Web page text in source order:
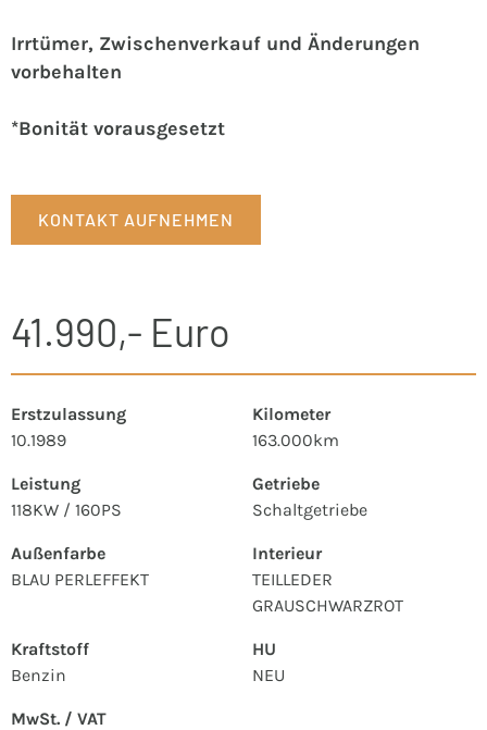
Irrtümer, Zwischenverkauf und Änderungen
vorbehalten
*Bonität vorausgesetzt
KONTAKT AUFNEHMEN
41.990,- Euro
Erstzulassung
10.1989
Kilometer
163.000km
Leistung
118KW / 160PS
Getriebe
Schaltgetriebe
Außenfarbe
BLAU PERLEFFEKT
Interieur
TEILLEDER
GRAUSCHWARZROT
Kraftstoff
Benzin
HU
NEU
MwSt. / VAT